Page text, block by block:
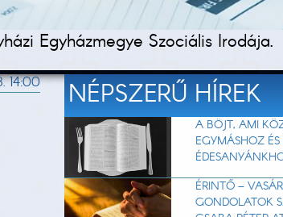
Egyházmegye Szociális Irodája.
14:00 NÉPSZERŰ HÍREK
A BÖJT, AMI
EGYMÁSHOZ ÉS
ÉRINTŐ –
GONDOLATOK